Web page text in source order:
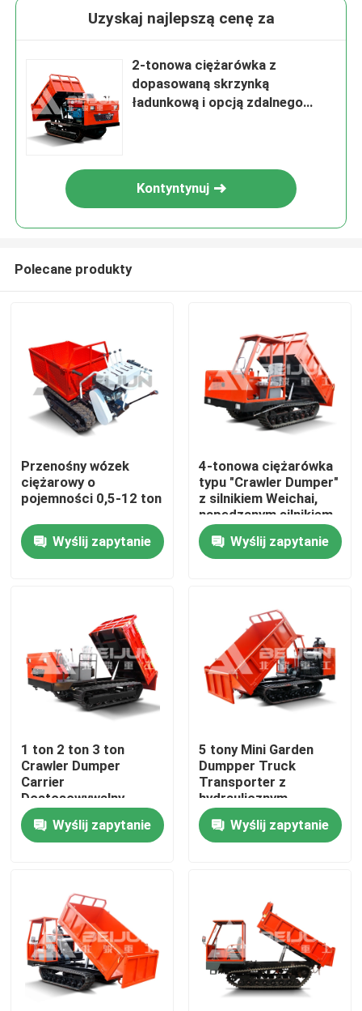
Dom
Łączność
Produkty
filmy
Podziemna wywrotka
Podziemna ciężarówka przegubowa
Pojazd z ładowarką
Uzyskaj najlepszą cenę za
2-tonowa ciężarówka z
dopasowaną skrzynką
ładunkową i opcją zdalnego
Kontyntynuj
Polecane produkty
Przenośny wózek
ciężarowy o
pojemności 0,5-12 ton
Wyślij zapytanie
4-tonowa ciężarówka
typu "Crawler Dumper"
z silnikiem Weichai,
napędzanym silnikiem
do płynnego
transportu materiału
Wyślij zapytanie
1 ton 2 ton 3 ton
Crawler Dumper
Carrier
Dostosowywalny
Przenośny Diesel Do
sprzedażyWyślij zapytanie
5 tony Mini Garden
Dumpper Truck
Transporter z
hydraulicznym
zbiornikiem
Wyślij zapytanie